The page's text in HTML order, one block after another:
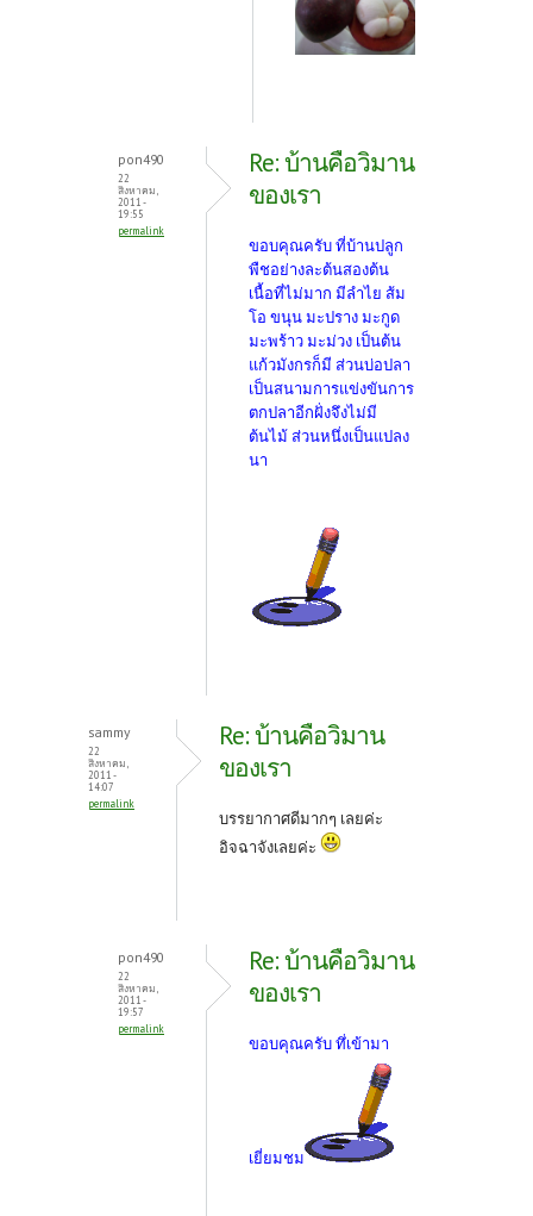
pon490
22
สิงหาคม,
2011 -
19:55
permalink
Re: บ้านคือวิมาน
ของเรา
ขอบคุณครับ ที่บ้านปลูก
พืชอย่างละต้นสองต้น
เนื้อที่ไม่มาก มีลำไย ส้ม
โอ ขนุน มะปราง มะกูด
มะพร้าว มะม่วง เป็นต้น
แก้วมังกรก็มี ส่วนบ่อปลา
เป็นสนามการแข่งขันการ
ตกปลาอีกฝั่งจึงไม่มี
ต้นไม้ ส่วนหนึ่งเป็นแปลง
นา
sammy
22
สิงหาคม,
2011 -
14:07
permalink
Re: บ้านคือวิมาน
ของเรา
บรรยากาศดีมากๆ เลยค่ะ
อิจฉาจังเลยค่ะ
pon490
22
สิงหาคม,
2011 -
19:57
permalink
Re: บ้านคือวิมาน
ของเรา
ขอบคุณครับ ทึ่เข้ามา
เยี่ยมชม